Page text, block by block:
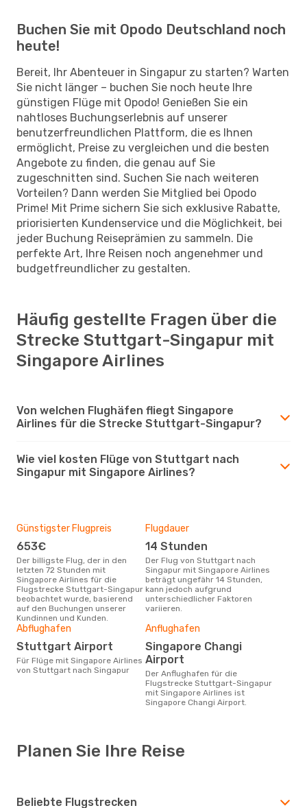
Buchen Sie mit Opodo Deutschland noch
heute!
Bereit, Ihr Abenteuer in Singapur zu starten? Warten
Sie nicht länger – buchen Sie noch heute Ihre
günstigen Flüge mit Opodo! Genießen Sie ein
nahtloses Buchungserlebnis auf unserer
benutzerfreundlichen Plattform, die es Ihnen
ermöglicht, Preise zu vergleichen und die besten
Angebote zu finden, die genau auf Sie
zugeschnitten sind. Suchen Sie nach weiteren
Vorteilen? Dann werden Sie Mitglied bei Opodo
Prime! Mit Prime sichern Sie sich exklusive Rabatte,
priorisierten Kundenservice und die Möglichkeit, bei
jeder Buchung Reiseprämien zu sammeln. Die
perfekte Art, Ihre Reisen noch angenehmer und
budgetfreundlicher zu gestalten.
Häufig gestellte Fragen über die
Strecke Stuttgart-Singapur mit
Singapore Airlines
Von welchen Flughäfen fliegt Singapore
Airlines für die Strecke Stuttgart-Singapur?
Wie viel kosten Flüge von Stuttgart nach
Singapur mit Singapore Airlines?
Günstigster Flugpreis
653€
Der billigste Flug, der in den
letzten 72 Stunden mit
Singapore Airlines für die
Flugstrecke Stuttgart-Singapur
beobachtet wurde, basierend
auf den Buchungen unserer
Kundinnen und Kunden.
Flugdauer
14 Stunden
Der Flug von Stuttgart nach
Singapur mit Singapore Airlines
beträgt ungefähr 14 Stunden,
kann jedoch aufgrund
unterschiedlicher Faktoren
variieren.
Abflughafen
Stuttgart Airport
Für Flüge mit Singapore Airlines
von Stuttgart nach Singapur
Anflughafen
Singapore Changi
Airport
Der Anflughafen für die
Flugstrecke Stuttgart-Singapur
mit Singapore Airlines ist
Singapore Changi Airport.
Planen Sie Ihre Reise
Beliebte Flugstrecken